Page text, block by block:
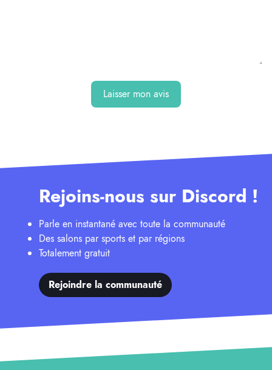
Laisser mon avis
Rejoins-nous sur Discord !
Parle en instantané avec toute la communauté
Des salons par sports et par régions
Totalement gratuit
Rejoindre la communauté